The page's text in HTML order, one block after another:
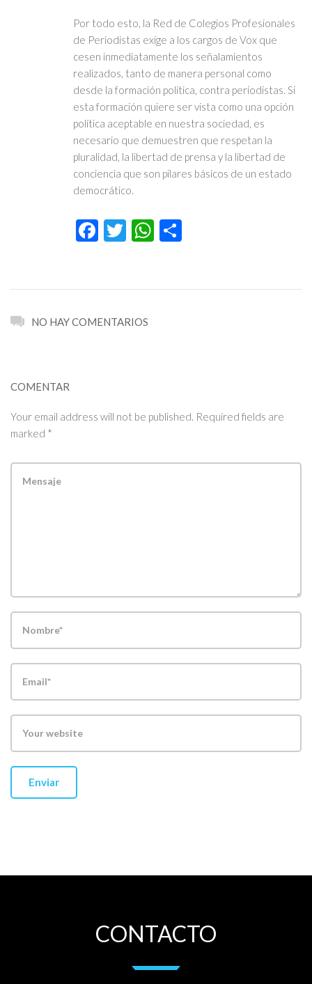
Por todo esto, la Red de Colegios Profesionales
de Periodistas exige a los cargos de Vox que
cesen inmediatamente los señalamientos
realizados, tanto de manera personal como
desde la formación política, contra periodistas. Si
esta formación quiere ser vista como una opción
política aceptable en nuestra sociedad, es
necesario que demuestren que respetan la
pluralidad, la libertad de prensa y la libertad de
conciencia que son pilares básicos de un estado
democrático.
Facebook
TwitterWhatsApp
NO HAY COMENTARIOS
COMENTAR
Your email address will not be published. Required fields are
marked *
CONTACTO